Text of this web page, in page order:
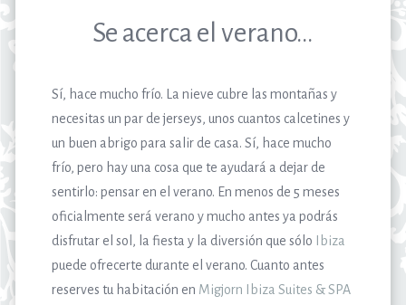
Se acerca el verano…
Sí, hace mucho frío. La nieve cubre las montañas y
necesitas un par de jerseys, unos cuantos calcetines y
un buen abrigo para salir de casa. Sí, hace mucho
frío, pero hay una cosa que te ayudará a dejar de
sentirlo: pensar en el verano. En menos de 5 meses
oficialmente será verano y mucho antes ya podrás
disfrutar el sol, la fiesta y la diversión que sólo
Ibiza
puede ofrecerte durante el verano. Cuanto antes
reserves tu habitación en Migjorn Ibiza Suites & SPA